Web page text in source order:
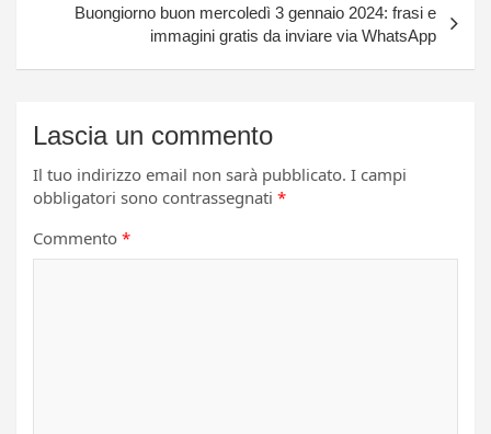
Buongiorno buon mercoledì 3 gennaio 2024: frasi e
immagini gratis da inviare via WhatsApp
Lascia un commento
Il tuo indirizzo email non sarà pubblicato. I campi
obbligatori sono contrassegnati *
Commento *